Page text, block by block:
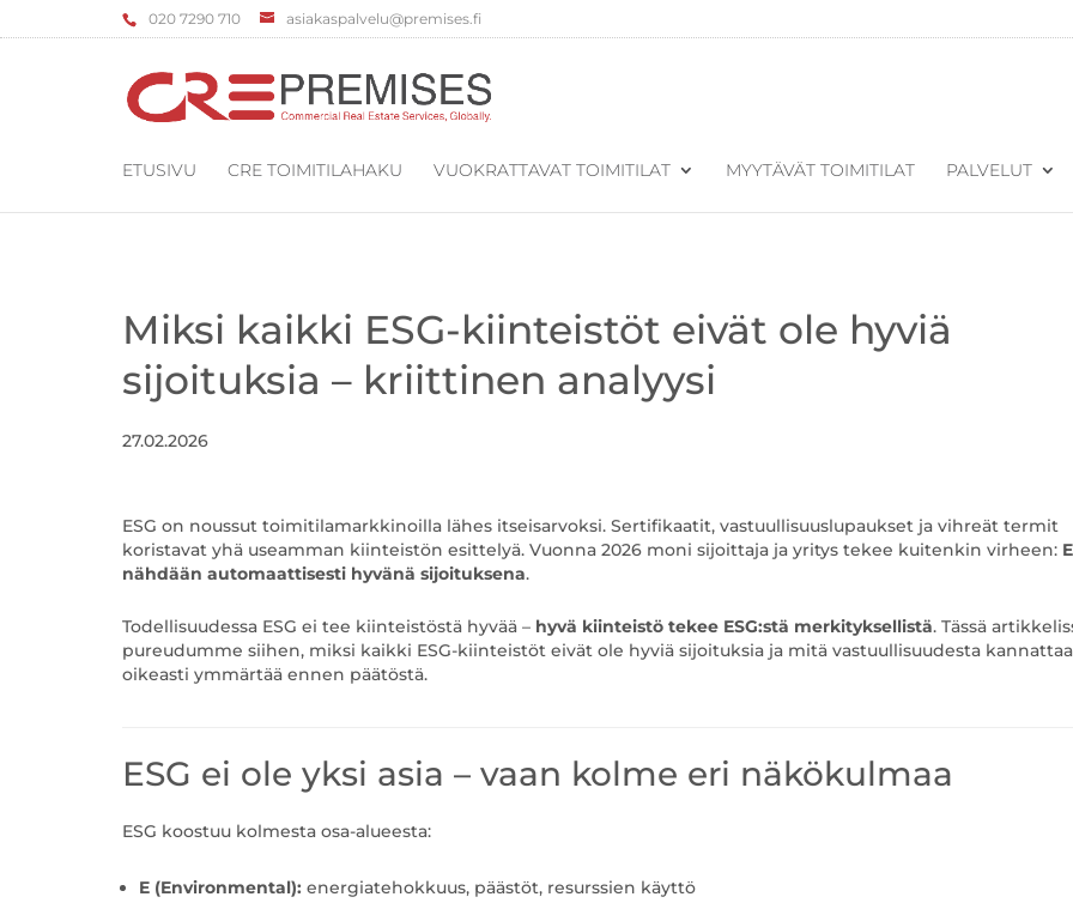
‌020 7290 710 asiakaspalvelu@premises.fi
ETUSIVU CRE TOIMITILAHAKU VUOKRATTAVAT TOIMITILAT MYYTÄVÄT TOIMITILAT PALVELUT
Miksi kaikki ESG-kiinteistöt eivät ole hyviä
sijoituksia – kriittinen analyysi
27.02.2026
ESG on noussut toimitilamarkkinoilla lähes itseisarvoksi. Sertifikaatit, vastuullisuuslupaukset ja vihreät termit
koristavat yhä useamman kiinteistön esittelyä. Vuonna 2026 moni sijoittaja ja yritys tekee kuitenkin virheen:
nähdään automaattisesti hyvänä sijoituksena.
Todellisuudessa ESG ei tee kiinteistöstä hyvää – hyvä kiinteistö tekee ESG:stä merkityksellistä. Tässä
pureudumme siihen, miksi kaikki ESG-kiinteistöt eivät ole hyviä sijoituksia ja mitä vastuullisuudesta kannattaa
oikeasti ymmärtää ennen päätöstä.
ESG ei ole yksi asia – vaan kolme eri näkökulmaa
ESG koostuu kolmesta osa-alueesta:
E (Environmental): energiatehokkuus, päästöt, resurssien käyttö